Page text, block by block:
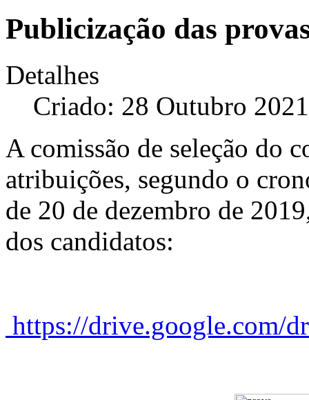
Publicização das
Detalhes
Criado: 28 Outubro 2021
A comissão de seleção do
atribuições, segundo o
de 20 de dezembro de
dos candidatos:
https://drive.google.com/